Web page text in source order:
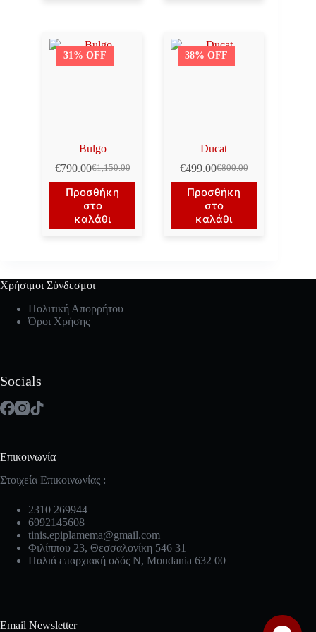
31% OFF
Bulgo
€1,150.00
Original
price
was:
€1,150.00.
€790.00Η
τρέχουσα
τιμή
είναι:
€790.00.
Προσθήκη
στο
καλάθι
38% OFF
Ducat
€800.00
Original
price
was:
€800.00.
€499.00Η
τρέχουσα
τιμή
είναι:
€499.00.
Προσθήκη
στο
καλάθι
Χρήσιμοι Σύνδεσμοι
Πολιτική Απορρήτου
Όροι Χρήσης
Socials
Επικοινωνία
Στοιχεία Επικοινωνίας :
2310 269944
6992145608
tinis.epiplamema@gmail.com
Φιλίππου 23, Θεσσαλονίκη 546 31
Παλιά επαρχιακή οδός Ν, Moudania 632 00
Email Newsletter